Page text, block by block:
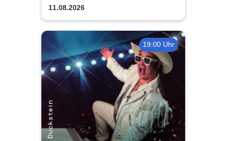
11.08.2026
19:00 Uhr